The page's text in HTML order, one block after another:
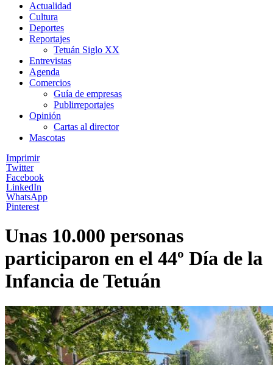
Actualidad
Cultura
Deportes
Reportajes
Tetuán Siglo XX
Entrevistas
Agenda
Comercios
Guía de empresas
Publirreportajes
Opinión
Cartas al director
Mascotas
Imprimir
Twitter
Facebook
LinkedIn
WhatsApp
Pinterest
Unas 10.000 personas
participaron en el 44º Día de la
Infancia de Tetuán